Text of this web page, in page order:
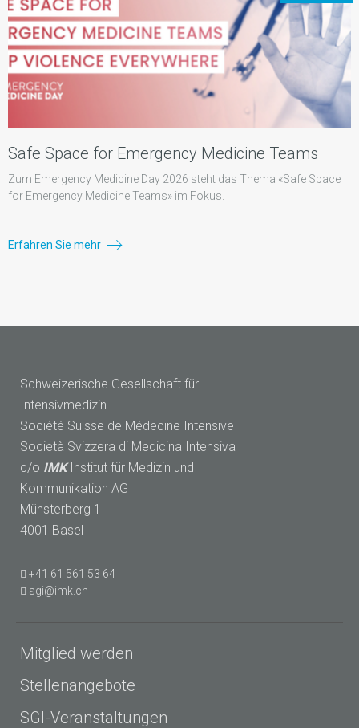
Safe Space for Emergency Medicine Teams
Zum Emergency Medicine Day 2026 steht das Thema «Safe Space
for Emergency Medicine Teams» im Fokus.
Erfahren Sie mehr
Schweizerische Gesellschaft für
Intensivmedizin
Société Suisse de Médecine Intensive
Società Svizzera di Medicina Intensiva
c/o IMKInstitut für Medizin und
Kommunikation AG
Münsterberg 1
4001 Basel
+41 61 561 53 64
sgi@imk.ch
Mitglied werden
Stellenangebote
SGI-Veranstaltungen